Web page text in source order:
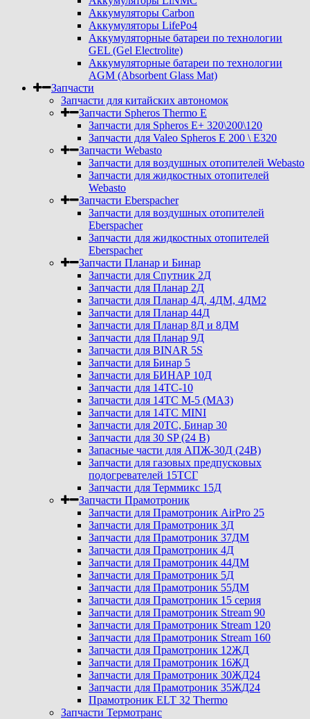
Аккумуляторы Carbon
Аккумуляторы LifePo4
Аккумуляторные батареи по технологии
GEL (Gel Electrolite)
Аккумуляторные батареи по технологии
AGM (Absorbent Glass Mat)
Запчасти
Запчасти для китайских автономок
Запчасти Spheros Thermo E
Запчасти для Spheros E+ 320\200\120
Запчасти для Valeo Spheros E 200 \ E320
Запчасти Webasto
Запчасти для воздушных отопителей Webasto
Запчасти для жидкостных отопителей
Webasto
Запчасти Eberspacher
Запчасти для воздушных отопителей
Eberspacher
Запчасти для жидкостных отопителей
Eberspacher
Запчасти Планар и Бинар
Запчасти для Спутник 2Д
Запчасти для Планар 2Д
Запчасти для Планар 4Д, 4ДМ, 4ДМ2
Запчасти для Планар 44Д
Запчасти для Планар 8Д и 8ДМ
Запчасти для Планар 9Д
Запчасти для BINAR 5S
Запчасти для Бинар 5
Запчасти для БИНАР 10Д
Запчасти для 14ТС-10
Запчасти для 14ТС М-5 (МАЗ)
Запчасти для 14ТС MINI
Запчасти для 20ТС, Бинар 30
Запчасти для 30 SP (24 В)
Запасные части для АПЖ-30Д (24В)
Запчасти для газовых предпусковых
подогревателей 15ТСГ
Запчасти для Терммикс 15Д
Запчасти Прамотроник
Запчасти для Прамотроник AirPro 25
Запчасти для Прамотроник 3Д
Запчасти для Прамотроник 37ДМ
Запчасти для Прамотроник 4Д
Запчасти для Прамотроник 44ДМ
Запчасти для Прамотроник 5Д
Запчасти для Прамотроник 55ДМ
Запчасти для Прамотроник 15 серия
Запчасти для Прамотроник Stream 90
Запчасти для Прамотроник Stream 120
Запчасти для Прамотроник Stream 160
Запчасти для Прамотроник 12ЖД
Запчасти для Прамотроник 16ЖД
Запчасти для Прамотроник 30ЖД24
Запчасти для Прамотроник 35ЖД24
Прамотроник ELT 32 Thermo
Запчасти Термотранс